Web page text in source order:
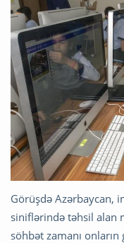
Görüşdə Azərbaycan,
siniflərində təhsil alan
söhbət zamanı